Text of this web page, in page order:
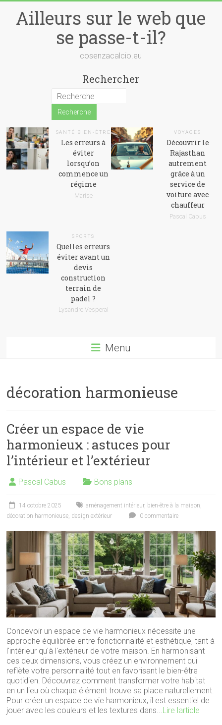
contentAilleurs sur le web que
se passe-t-il?
cosenzacalcio.eu
Rechercher
SANTÉ BIEN-ÊTRE
Les erreurs à
éviter
lorsqu’on
commence un
régime
Marise
VOYAGES
Découvrir le
Rajasthan
autrement
grâce à un
service de
voiture avec
chauffeur
Pascal Cabus
SPORTS
Quelles erreurs
éviter avant un
devis
construction
terrain de
padel ?
Lysandre Vesperal
Menu
décoration harmonieuse
Créer un espace de vie
harmonieux : astuces pour
l’intérieur et l’extérieur
Pascal Cabus Bons plans
14 octobre 2025 aménagement intérieur, bien-être à la maison,
décoration harmonieuse, design extérieur 0 commentaire
Concevoir un espace de vie harmonieux nécessite une
approche équilibrée entre fonctionnalité et esthétique, tant à
l'intérieur qu'à l'extérieur de votre maison. En harmonisant
ces deux dimensions, vous créez un environnement qui
reflète votre personnalité tout en favorisant le bien-être
quotidien. Découvrez comment transformer votre habitat
en un lieu où chaque élément trouve sa place naturellement.
Pour créer un espace de vie harmonieux, il est essentiel de
jouer avec les couleurs et les textures dans...Lire larticle